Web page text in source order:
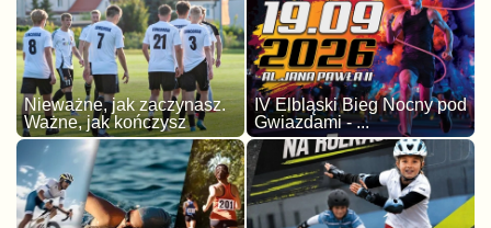
Nieważne, jak zaczynasz.
Ważne, jak kończysz
IV Elbląski Bieg Nocny pod
Gwiazdami - ...